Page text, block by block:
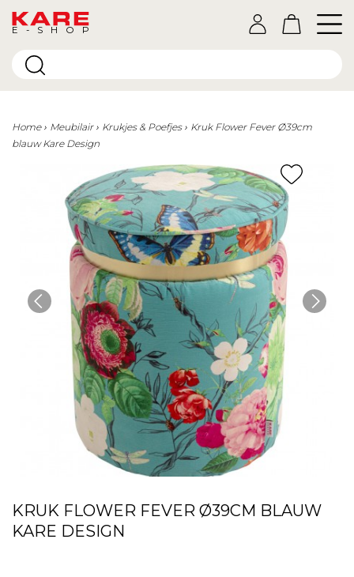
E-SHOP
Home Meubilair Krukjes & Poefjes
Kruk Flower Fever Ø39cm
blauw Kare Design
KRUK FLOWER FEVER Ø39CM BLAUW
KARE DESIGN